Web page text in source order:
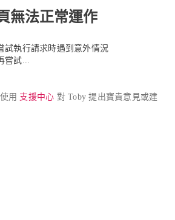
無法正常運作
試執行請求時遇到意外情況
嘗試...
用 支援中心 對 Toby 提出寶貴意見或建